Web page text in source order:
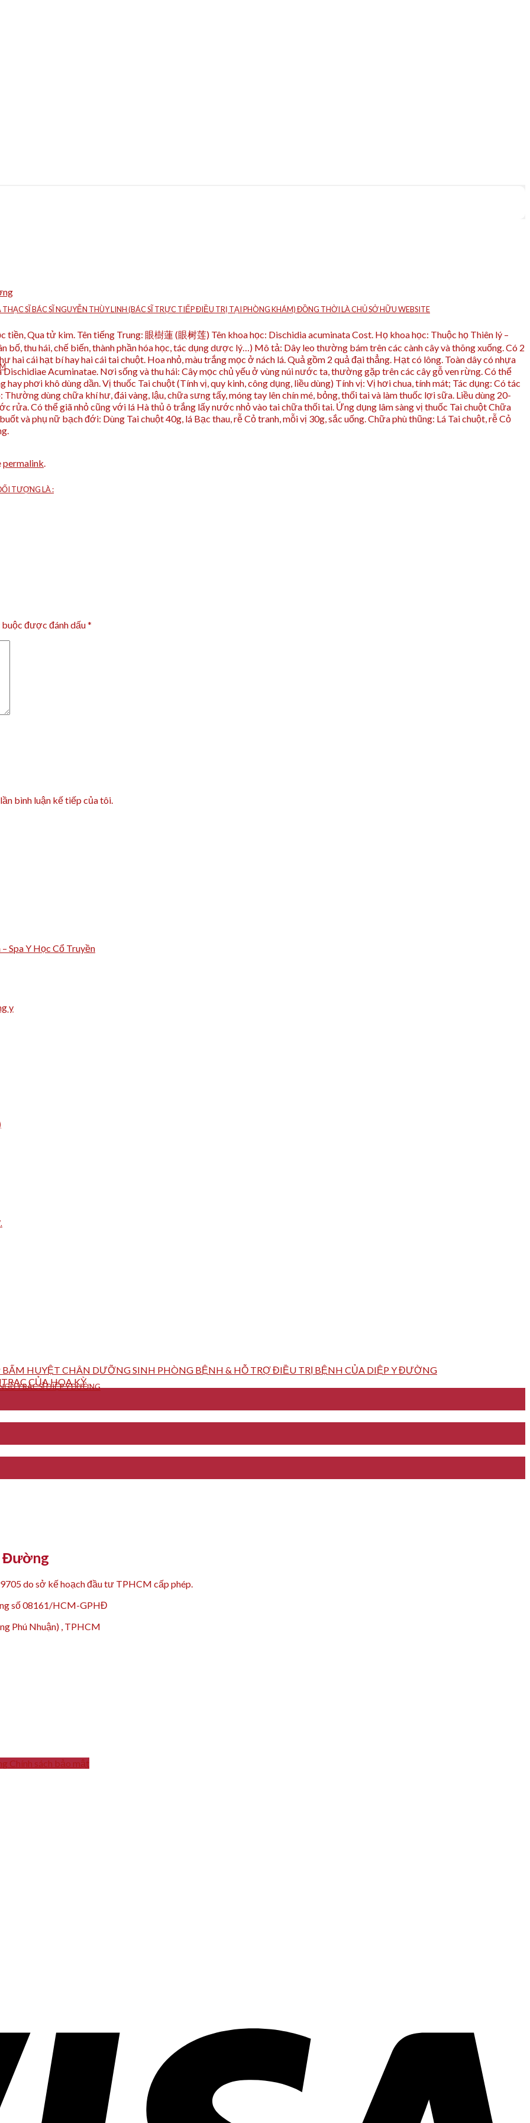
SĨ BÁC SĨ NGUYỄN THÙY LINH (BÁC SĨ TRỰC TIẾP ĐIỀU TRỊ TẠI PHÒNG KHÁM) ĐỒNG THỜI LÀ CHỦ SỞ HỮU WEBSITE
TƯỢNG LÀ :
Y BÁC SĨ DIỆP Y ĐƯỜNG
Qua tử kim. Tên tiếng Trung: 眼樹蓮 (眼树莲) Tên khoa học: Dischidia acuminata Cost. Họ khoa học: Thuộc họ Thiên lý –
bố, thu hái, chế biến, thành phần hóa học, tác dụng dược lý…) Mô tả: Dây leo thường bám trên các cành cây và thõng xuống. Có 2
hai cái hạt bí hay hai cái tai chuột. Hoa nhỏ, màu trắng mọc ở nách lá. Quả gồm 2 quả đại thẳng. Hạt có lông. Toàn dây có nhựa
Acuminatae. Nơi sống và thu hái: Cây mọc chủ yếu ở vùng núi nước ta, thường gặp trên các cây gỗ ven rừng. Có thể
hay phơi khô dùng dần. Vị thuốc Tai chuột (Tính vị, quy kinh, công dụng, liều dùng) Tính vị: Vị hơi chua, tính mát; Tác dụng: Có tác
dùng chữa khí hư, đái vàng, lậu, chữa sưng tấy, móng tay lên chín mé, bỏng, thối tai và làm thuốc lợi sữa. Liều dùng 20-
rửa. Có thể giã nhỏ cũng với lá Hà thủ ô trắng lấy nước nhỏ vào tai chữa thối tai. Ứng dụng lâm sàng vị thuốc Tai chuột Chữa
và phụ nữ bạch đới: Dùng Tai chuột 40g, lá Bạc thau, rễ Cỏ tranh, mỗi vị 30g, sắc uống. Chữa phù thũng: Lá Tai chuột, rễ Cỏ
permalink.
được đánh dấu*
bình luận kế tiếp của tôi.
Spa Y Học Cổ Truyền
y
HUYỆT CHÂN DƯỠNG SINH PHÒNG BỆNH & HỖ TRỢ ĐIỀU TRỊ BỆNH CỦA DIỆP Y ĐƯỜNG
CỦA HOA KỲ
Đường
do sở kế hoạch đầu tư TPHCM cấp phép.
số 08161/HCM-GPHĐ
Phú Nhuận) , TPHCM
Chính sách bảo mật